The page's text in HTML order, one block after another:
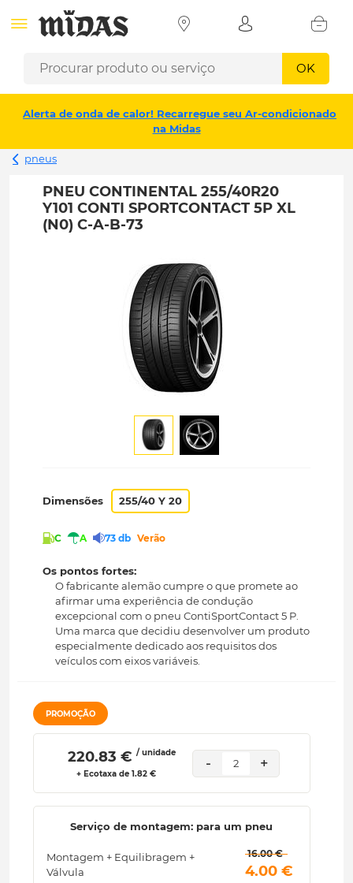
OK
Alerta de onda de calor! Recarregue seu Ar-condicionado
na Midas
pneus
PNEU CONTINENTAL 255/40R20
Y101 CONTI SPORTCONTACT 5P XL
(N0) C-A-B-73
Dimensões 255/40 Y 20
C A 73 db Verão
Os pontos fortes:
O fabricante alemão cumpre o que promete ao
afirmar uma experiência de condução
excepcional com o pneu ContiSportContact 5 P.
Uma marca que decidiu desenvolver um produto
especialmente dedicado aos requisitos dos
veículos com eixos variáveis.
PROMOÇÃO
220.83 € / unidade
+ Ecotaxa de 1.82 €
- 2 +
Serviço de montagem: para um pneu
Montagem + Equilibragem +
Válvula
16.00 €
4.00 €